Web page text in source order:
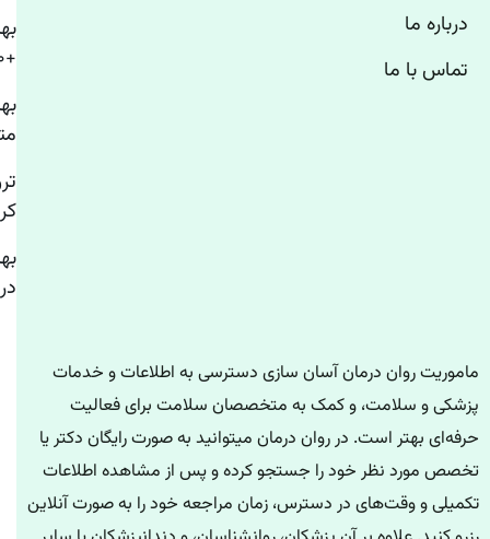
درباره ما
تماس با ما
+۱۰ روانشناس استرس تهران
ماموریت روان درمان آسان سازی دسترسی به اطلاعات و خدمات
پزشکی و سلامت، و کمک به متخصصان سلامت برای فعالیت
حرفه‌ای بهتر است. در روان درمان میتوانید به صورت رایگان دکتر یا
تخصص مورد نظر خود را جستجو کرده و پس از مشاهده اطلاعات
تکمیلی و وقت‌های در دسترس، زمان مراجعه خود را به صورت آنلاین